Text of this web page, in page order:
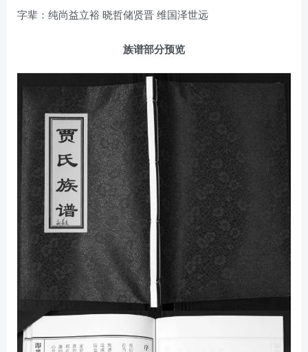
字辈：纯尚益立裕 晓哲储贤晋 维国泽世远
族谱部分预览